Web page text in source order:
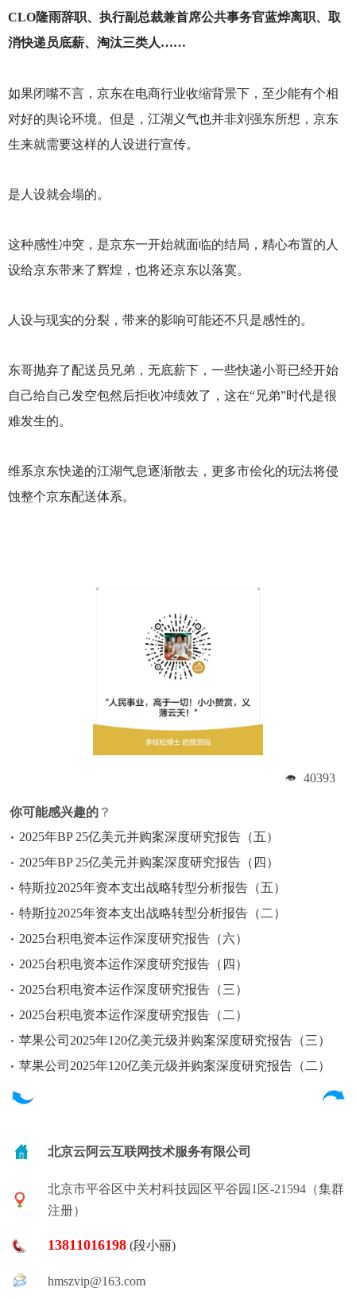
CLO隆雨辞职、执行副总裁兼首席公共事务官蓝烨离职、取
消快递员底薪、淘汰三类人……
如果闭嘴不言，京东在电商行业收缩背景下，至少能有个相
对好的舆论环境。但是，江湖义气也并非刘强东所想，京东
生来就需要这样的人设进行宣传。
是人设就会塌的。
这种感性冲突，是京东一开始就面临的结局，精心布置的人
设给京东带来了辉煌，也将还京东以落寞。
人设与现实的分裂，带来的影响可能还不只是感性的。
东哥抛弃了配送员兄弟，无底薪下，一些快递小哥已经开始
自己给自己发空包然后拒收冲绩效了，这在“兄弟”时代是很
难发生的。
维系京东快递的江湖气息逐渐散去，更多市侩化的玩法将侵
蚀整个京东配送体系。
40393
你可能感兴趣的 ？
2025年BP 25亿美元并购案深度研究报告（五）
2025年BP 25亿美元并购案深度研究报告（四）
特斯拉2025年资本支出战略转型分析报告（五）
特斯拉2025年资本支出战略转型分析报告（二）
2025台积电资本运作深度研究报告（六）
2025台积电资本运作深度研究报告（四）
2025台积电资本运作深度研究报告（三）
2025台积电资本运作深度研究报告（二）
苹果公司2025年120亿美元级并购案深度研究报告（三）
苹果公司2025年120亿美元级并购案深度研究报告（二）
北京云阿云互联网技术服务有限公司
北京市平谷区中关村科技园区平谷园1区-21594（集群
注册）
13811016198 (段小丽)
hmszvip@163.com